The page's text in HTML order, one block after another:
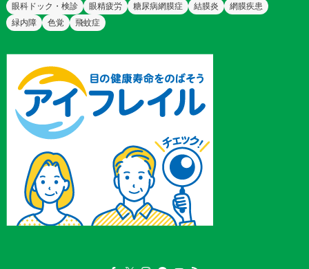
眼科ドック・検診
眼精疲労 糖尿病網膜症 結膜炎
網膜疾患
緑内障
色覚 飛蚊症